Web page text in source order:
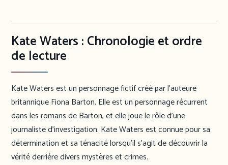
Kate Waters : Chronologie et ordre
de lecture
Kate Waters est un personnage fictif créé par l’auteure
britannique Fiona Barton. Elle est un personnage récurrent
dans les romans de Barton, et elle joue le rôle d’une
journaliste d’investigation. Kate Waters est connue pour sa
détermination et sa ténacité lorsqu’il s’agit de découvrir la
vérité derrière divers mystères et crimes.